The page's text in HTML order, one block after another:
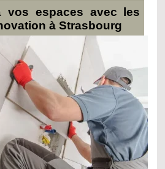
vos espaces avec les
à Strasbourg